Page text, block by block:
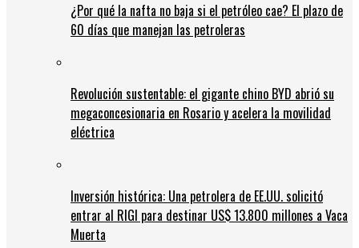
¿Por qué la nafta no baja si el petróleo cae? El plazo de
60 días que manejan las petroleras
Revolución sustentable: el gigante chino BYD abrió su
megaconcesionaria en Rosario y acelera la movilidad
eléctrica
Inversión histórica: Una petrolera de EE.UU. solicitó
entrar al RIGI para destinar US$ 13.800 millones a Vaca
Muerta